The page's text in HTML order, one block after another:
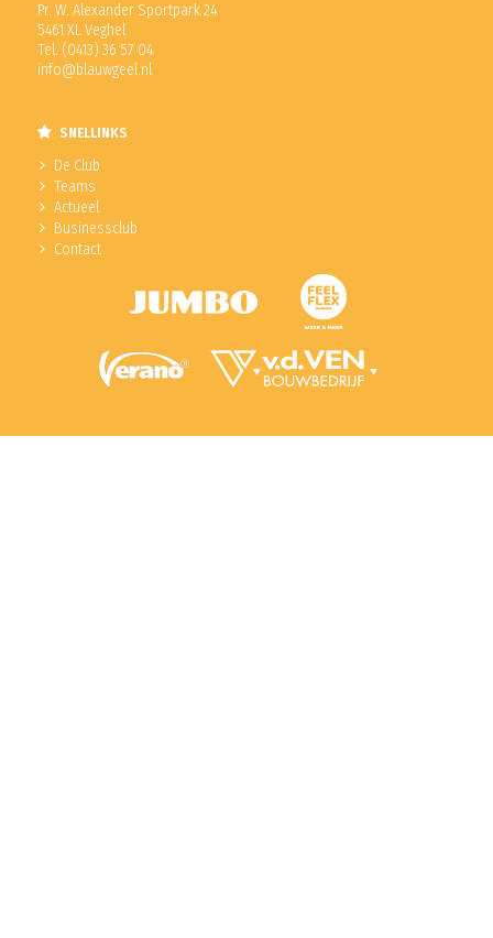
Pr. W. Alexander Sportpark 24
5461 XL Veghel
Tel. (0413) 36 57 04
info@blauwgeel.nl
SNELLINKS
De Club
Teams
Actueel
Businessclub
Contact